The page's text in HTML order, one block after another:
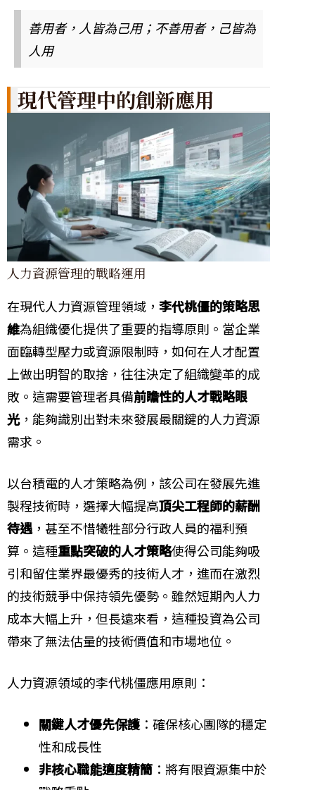
善用者，人皆為己用；不善用者，己皆為
人用
現代管理中的創新應用
人力資源管理的戰略運用
在現代人力資源管理領域， 李代桃僵的策略思
維為組織優化提供了重要的指導原則。當企業
面臨轉型壓力或資源限制時，如何在人才配置
上做出明智的取捨，往往決定了組織變革的成
敗。這需要管理者具備前瞻性的人才戰略眼
光，能夠識別出對未來發展最關鍵的人力資源
需求。
以台積電的人才策略為例，該公司在發展先進
製程技術時，選擇大幅提高頂尖工程師的薪酬
待遇，甚至不惜犧牲部分行政人員的福利預
算。這種重點突破的人才策略使得公司能夠吸
引和留住業界最優秀的技術人才，進而在激烈
的技術競爭中保持領先優勢。雖然短期內人力
成本大幅上升，但長遠來看，這種投資為公司
帶來了無法估量的技術價值和市場地位。
人力資源領域的李代桃僵應用原則：
關鍵人才優先保護：確保核心團隊的穩定
性和成長性
非核心職能適度精簡 ：將有限資源集中於